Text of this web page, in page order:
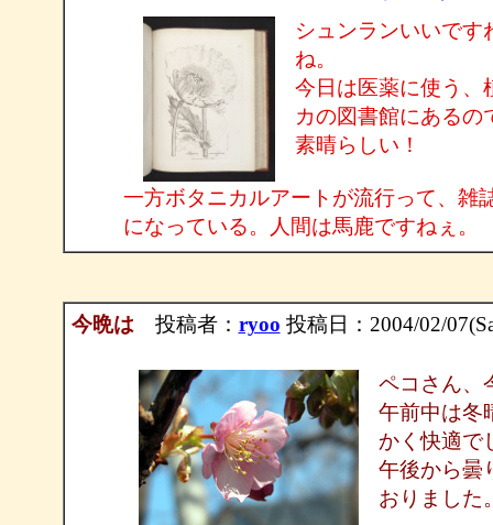
シュンランいいです
ね。
今日は医薬に使う、
カの図書館にあるの
素晴らしい！
一方ボタニカルアートが流行って、雑
になっている。人間は馬鹿ですねぇ。
今晩は投稿者： ryoo 投稿日：2004/02/
ペコさん、
午前中は冬
かく快適で
午後から曇
おりました